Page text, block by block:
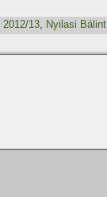
2012/13, Nyilasi Bálint